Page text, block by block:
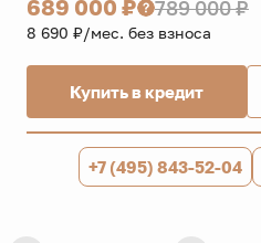
689 000 ₽ 789 000 ₽
8 690 ₽/мес. без взноса
Купить в кредит
+7 (495) 843-52-04